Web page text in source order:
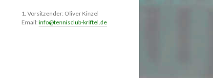
1. Vorsitzender: Oliver Kinzel
Email: info@tennisclub-kriftel.de